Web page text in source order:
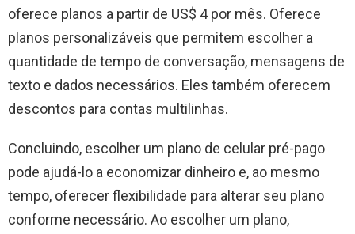
oferece planos a partir de US$ 4 por mês. Oferece
planos personalizáveis ​​que permitem escolher a
quantidade de tempo de conversação, mensagens de
texto e dados necessários. Eles também oferecem
descontos para contas multilinhas.
Concluindo, escolher um plano de celular pré-pago
pode ajudá-lo a economizar dinheiro e, ao mesmo
tempo, oferecer flexibilidade para alterar seu plano
conforme necessário. Ao escolher um plano,